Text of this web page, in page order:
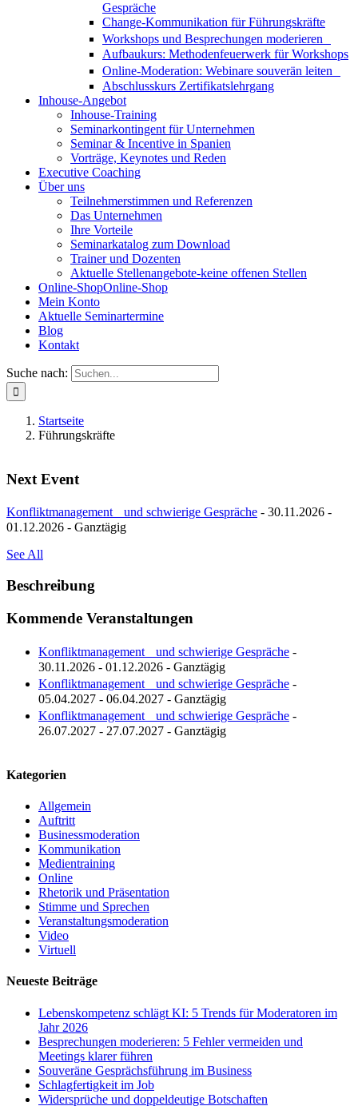
Gespräche
Change-Kommunikation für Führungskräfte
Workshops und Besprechungen moderieren
Aufbaukurs: Methodenfeuerwerk für Workshops
Online-Moderation: Webinare souverän leiten
Abschlusskurs Zertifikatslehrgang
Inhouse-Angebot
Inhouse-Training
Seminarkontingent für Unternehmen
Seminar & Incentive in Spanien
Vorträge, Keynotes und Reden
Executive Coaching
Über uns
Teilnehmerstimmen und Referenzen
Das Unternehmen
Ihre Vorteile
Seminarkatalog zum Download
Trainer und Dozenten
Aktuelle Stellenangebote-keine offenen Stellen
Online-ShopOnline-Shop
Mein Konto
Aktuelle Seminartermine
Blog
Kontakt
Suche nach:
Startseite
Führungskräfte
Next Event
Konfliktmanagement und schwierige Gespräche - 30.11.2026 -
01.12.2026 - Ganztägig
See All
Beschreibung
Kommende Veranstaltungen
Konfliktmanagement und schwierige Gespräche -
30.11.2026 - 01.12.2026 - Ganztägig
Konfliktmanagement und schwierige Gespräche -
05.04.2027 - 06.04.2027 - Ganztägig
Konfliktmanagement und schwierige Gespräche -
26.07.2027 - 27.07.2027 - Ganztägig
Kategorien
Allgemein
Auftritt
Businessmoderation
Kommunikation
Medientraining
Online
Rhetorik und Präsentation
Stimme und Sprechen
Veranstaltungsmoderation
Video
Virtuell
Neueste Beiträge
Lebenskompetenz schlägt KI: 5 Trends für Moderatoren im
Jahr 2026
Besprechungen moderieren: 5 Fehler vermeiden und
Meetings klarer führen
Souveräne Gesprächsführung im Business
Schlagfertigkeit im Job
Widersprüche und doppeldeutige Botschaften